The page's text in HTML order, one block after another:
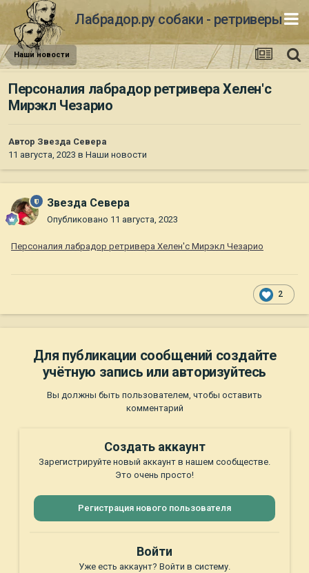
Лабрадор.ру собаки - ретриверы
Наши новости
Персоналия лабрадор ретривера Хелен'с
Мирэкл Чезарио
Автор Звезда Севера
11 августа, 2023 в Наши новости
Звезда Севера
Опубликовано 11 августа, 2023
Персоналия лабрадор ретривера Хелен'с Мирэкл Чезарио
2
Для публикации сообщений создайте
учётную запись или авторизуйтесь
Вы должны быть пользователем, чтобы оставить
комментарий
Создать аккаунт
Зарегистрируйте новый аккаунт в нашем сообществе.
Это очень просто!
Регистрация нового пользователя
Войти
Уже есть аккаунт? Войти в систему.